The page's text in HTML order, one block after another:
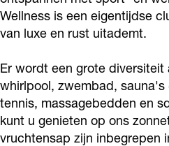
l
l
e
s
s
W
e
l
n
e
s
o
W
l
l
n
e
l
l
e
s
s
r
o
e
l
l
n
Wellness is een eigentijdse
van luxe en rust uitademt.
Er wordt een grote diversiteit
whirlpool, zwembad,
tennis, massagebedden en
kunt u genieten op ons
vruchtensap zijn inbegrepen